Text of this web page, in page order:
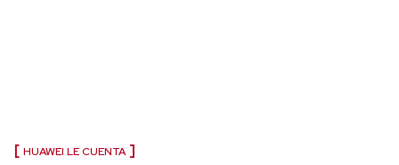
HUAWEI LE CUENTA